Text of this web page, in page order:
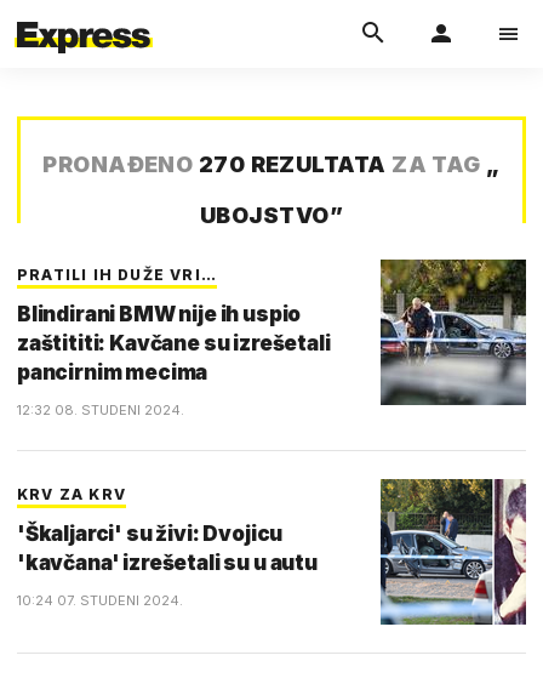
PRONAĐENO 270 REZULTATA ZA TAG „
UBOJSTVO”
PRATILI IH DUŽE VRI…
Blindirani BMW nije ih uspio
zaštititi: Kavčane su izrešetali
pancirnim mecima
12:32 08. STUDENI 2024.
KRV ZA KRV
'Škaljarci' su živi: Dvojicu
'kavčana' izrešetali su u autu
10:24 07. STUDENI 2024.